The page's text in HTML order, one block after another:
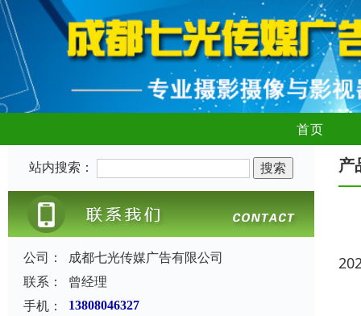
首页
站内搜索：
公司：
成都七光传媒广告有限公司
联系：
曾经理
手机：
13808046327
产